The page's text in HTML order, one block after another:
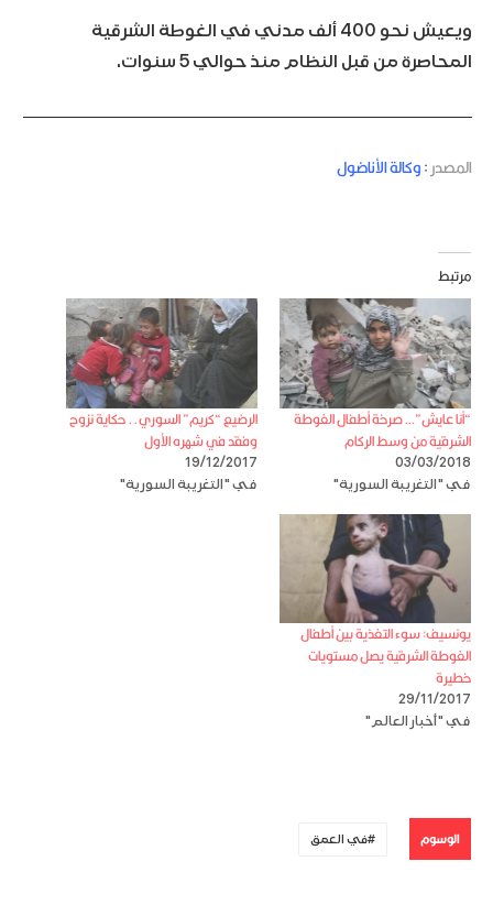
ويعيش نحو 400 ألف مدني في الغوطة الشرقية
المحاصرة من قبل النظام منذ حوالي 5 سنوات.
المصدر:وكالة الأناضول
مرتبط
“أنا عايش”… صرخة أطفال الغوطة
الشرقية من وسط الركام
03/03/2018
في "التغريبة السورية"
الرضيع “كريم” السوري.. حكاية نزوح
وفقد في شهره الأول
19/12/2017
في "التغريبة السورية"
يونسيف: سوء التغذية بين أطفال
الغوطة الشرقية يصل مستويات
خطيرة
29/11/2017
في "أخبار العالم"
الوسوم في العمق